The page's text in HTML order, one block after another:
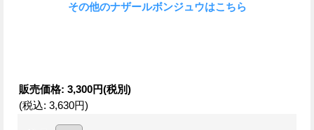
その他のナザールボンジュウはこちら
販売価格: 3,300円(税別)
(税込: 3,630円)